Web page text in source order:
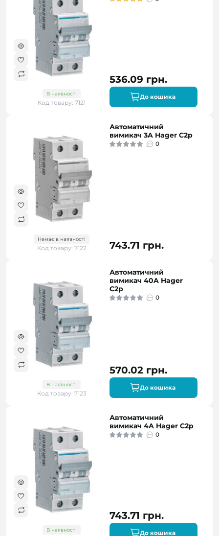
В наявності
Код товару: 7121
536.09 грн.
До кошика
Немає в наявності
Код товару: 7122
Автоматичний
вимикач 3A Hager C2р
0
743.71 грн.
В наявності
Код товару: 7123
Автоматичний
вимикач 40A Hager
C2р
0
570.02 грн.
До кошика
В наявності
Автоматичний
вимикач 4A Hager C2p
0
743.71 грн.
До кошика